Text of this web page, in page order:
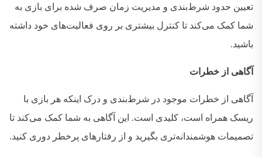
تعیین حدود شرط‌بندی و مدیریت زمان صرف شده برای بازی به
شما کمک می‌کند تا کنترل بیشتری بر روی فعالیت‌های خود داشته
باشید.
آگاهی از خطرات
آگاهی از خطرات موجود در شرط‌بندی و درک اینکه هر بازی با
ریسک همراه است، کلیدی است. این آگاهی به شما کمک می‌کند تا
تصمیمات هوشمندانه‌تری بگیرید و از رفتارهای پرخطر دوری کنید.